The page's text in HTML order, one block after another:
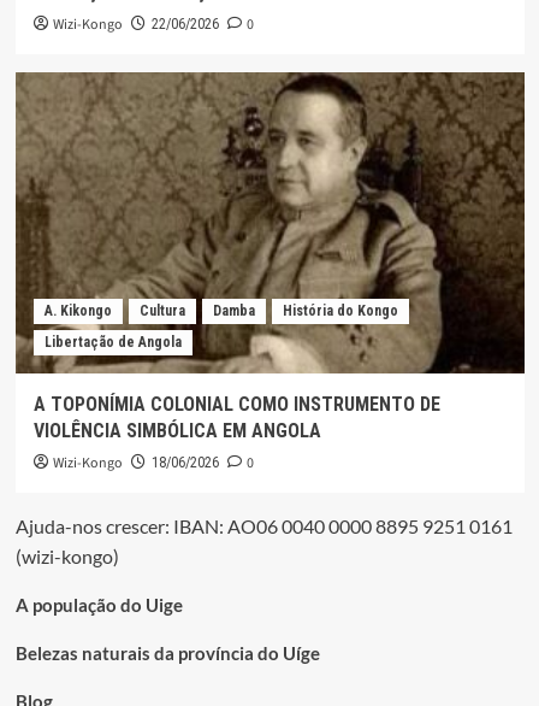
Wizi-Kongo 22/06/2026 0
A. Kikongo Cultura Damba
História do Kongo
Libertação de Angola
A TOPONÍMIA COLONIAL COMO INSTRUMENTO DE
VIOLÊNCIA SIMBÓLICA EM ANGOLA
Wizi-Kongo 18/06/2026 0
Ajuda-nos crescer: IBAN: AO06 0040 0000 8895 9251 0161
(wizi-kongo)
A população do Uige
Belezas naturais da província do Uíge
Blog